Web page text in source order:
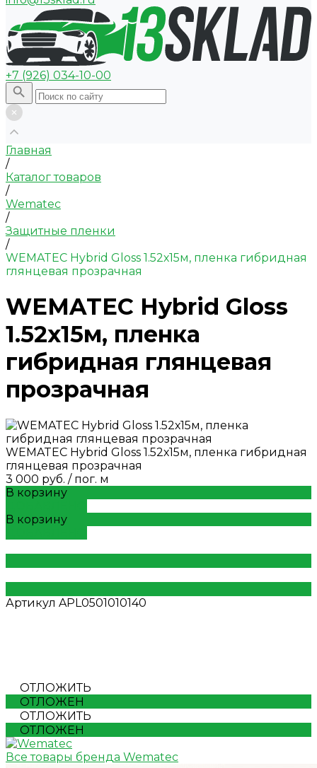
+7 (926) 034-10-00
Главная
/
Каталог товаров
/
Wematec
/
Защитные пленки
/
WEMATEC Hybrid Gloss 1.52х15м, пленка гибридная
глянцевая прозрачная
WEMATEC Hybrid Gloss
1.52х15м, пленка
гибридная глянцевая
прозрачная
WEMATEC Hybrid Gloss 1.52х15м, пленка гибридная
глянцевая прозрачная
3 000 руб. / пог. м
В корзину
В корзину
Артикул APL0501010140
ОТЛОЖИТЬ
ОТЛОЖЕН
ОТЛОЖИТЬ
ОТЛОЖЕН
Все товары бренда Wematec